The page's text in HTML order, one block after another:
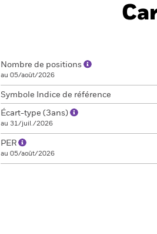
Nombre de positions
au 05/août/2026
Symbole Indice de référence
Écart-type (3ans)
au 31/juil./2026
PER
au 05/août/2026